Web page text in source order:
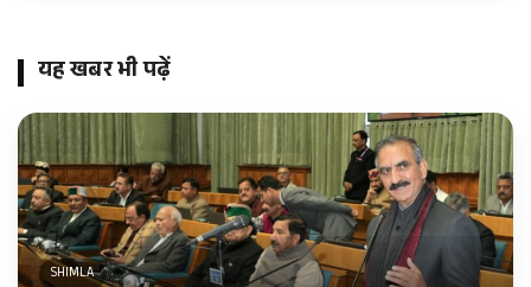
यह खबर भी पढ़ें
SHIMLA